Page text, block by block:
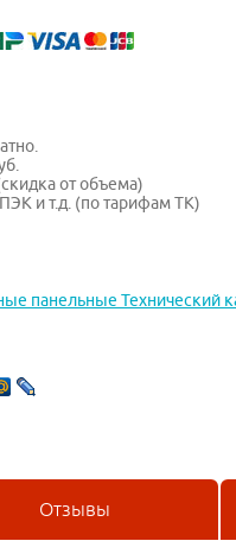
от объема)
и т.д. (по тарифам ТК)
панельные Технический
Отзывы